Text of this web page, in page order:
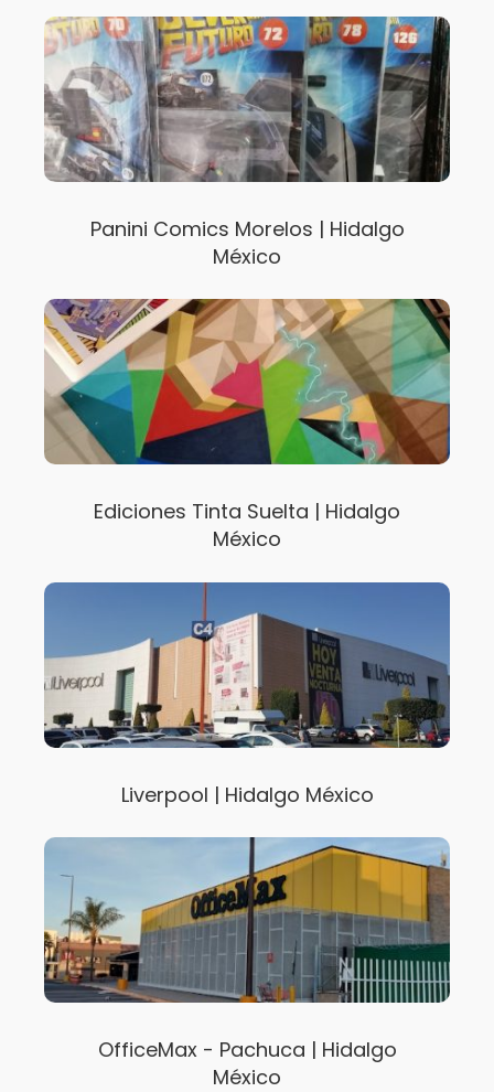
Panini Comics Morelos | Hidalgo
México
Ediciones Tinta Suelta | Hidalgo
México
Liverpool | Hidalgo México
OfficeMax - Pachuca | Hidalgo
México